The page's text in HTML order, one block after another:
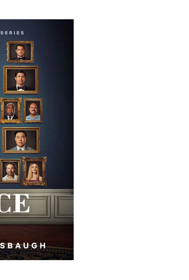
Cage The Elephant, l’ivoire du rock
dévoile « Beaches In Tennessee »